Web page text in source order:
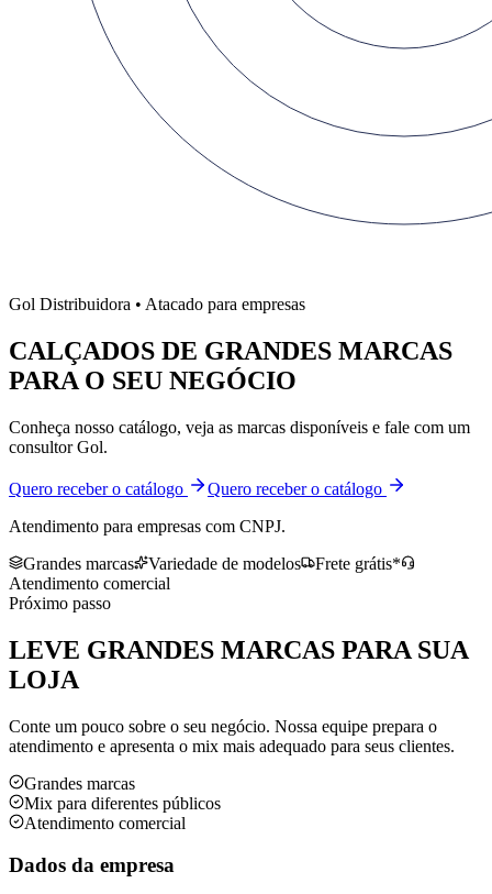
Gol Distribuidora • Atacado para empresas
CALÇADOS DE GRANDES MARCAS
PARA O SEU NEGÓCIO
Conheça nosso catálogo, veja as marcas disponíveis e fale com um
consultor Gol.
Quero receber o catálogo
Quero receber o catálogo
Atendimento para empresas com CNPJ.
Grandes marcas
Variedade de modelos
Frete grátis*
Atendimento comercial
Próximo passo
LEVE GRANDES MARCAS PARA SUA
LOJA
Conte um pouco sobre o seu negócio. Nossa equipe prepara o
atendimento e apresenta o mix mais adequado para seus clientes.
Grandes marcas
Mix para diferentes públicos
Atendimento comercial
Dados da empresa